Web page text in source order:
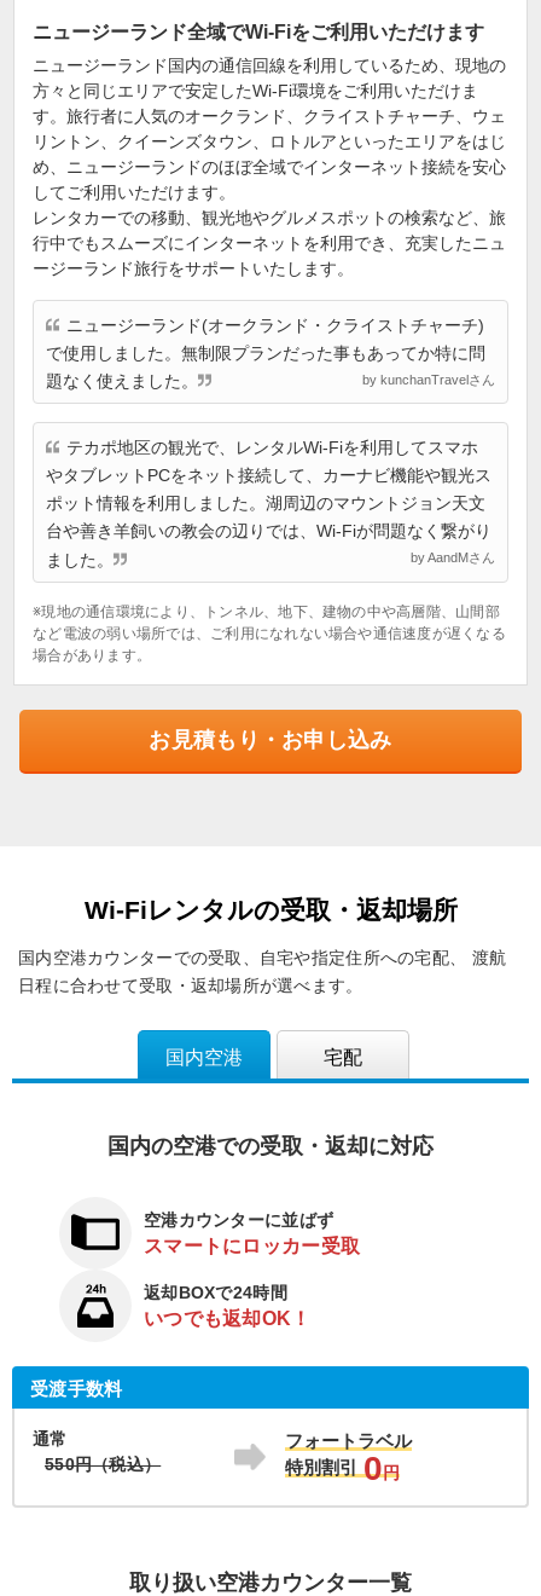
ニュージーランド全域でWi-Fiをご利用いただけます
ニュージーランド国内の通信回線を利用しているため、現地の
方々と同じエリアで安定したWi-Fi環境をご利用いただけま
す。旅行者に人気のオークランド、クライストチャーチ、ウェ
リントン、クイーンズタウン、ロトルアといったエリアをはじ
め、ニュージーランドのほぼ全域でインターネット接続を安心
してご利用いただけます。
レンタカーでの移動、観光地やグルメスポットの検索など、旅
行中でもスムーズにインターネットを利用でき、充実したニュ
ージーランド旅行をサポートいたします。
ニュージーランド(オークランド・クライストチャーチ)
で使用しました。無制限プランだった事もあってか特に問
題なく使えました。
by kunchanTravelさん
テカポ地区の観光で、レンタルWi-Fiを利用してスマホ
やタブレットPCをネット接続して、カーナビ機能や観光ス
ポット情報を利用しました。湖周辺のマウントジョン天文
台や善き羊飼いの教会の辺りでは、Wi-Fiが問題なく繋がり
ました。
by AandMさん
※現地の通信環境により、トンネル、地下、建物の中や高層階、山間部
など電波の弱い場所では、ご利用になれない場合や通信速度が遅くなる
場合があります。
お見積もり・お申し込み
Wi-Fiレンタルの受取・返却場所
国内空港カウンターでの受取、自宅や指定住所への宅配、
渡航
日程に合わせて受取・返却場所が選べます。
国内空港 宅配
国内の空港での受取・返却に対応
空港カウンターに並ばず
スマートにロッカー受取
返却BOXで24時間
いつでも返却OK！
受渡手数料
通常
550円（税込）
フォートラベル
特別割引
0円
取り扱い空港カウンター一覧